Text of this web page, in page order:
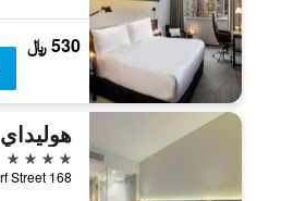
530 ﷼
4 نجوم